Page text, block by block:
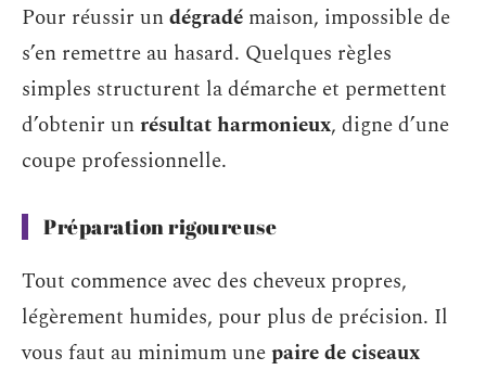
Pour réussir undégradé maison, impossible de
s’en remettre au hasard. Quelques règles
simples structurent la démarche et permettent
d’obtenir unrésultat harmonieux, digne d’une
coupe professionnelle.
Préparation rigoureuse
Tout commence avec des cheveux propres,
légèrement humides, pour plus de précision. Il
vous faut au minimum unepaire de ciseaux